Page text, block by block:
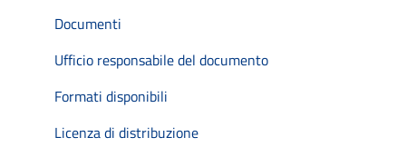
Documenti
Ufficio responsabile del documento
Formati disponibili
Licenza di distribuzione